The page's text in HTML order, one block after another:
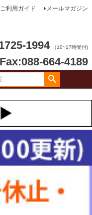
ご利用ガイド メールマガジン
1994 （10~17時受付)
Fax:088-664-4189